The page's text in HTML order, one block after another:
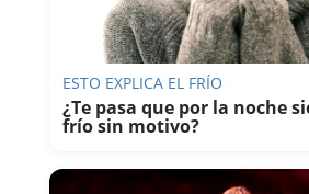
ESTO EXPLICA EL FRÍO
¿Te pasa que por la noche
frío sin motivo?